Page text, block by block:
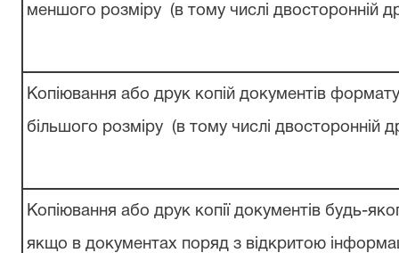
меншого розміру (в тому числі двосторонній
Копіювання або друк копій документів
більшого розміру (в тому числі двосторонній
Копіювання або друк копії документів будь-
якщо в документах поряд з відкритою